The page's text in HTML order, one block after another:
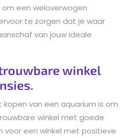
een weloverwogen
te zorgen dat je waar
van jouw ideale
winkel
kopen van een aquarium is om
winkel met goede
voor een winkel met positieve